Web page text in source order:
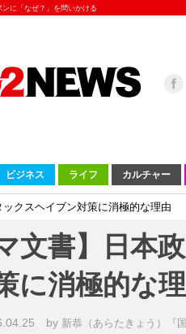
に「なぜ？」を問いかける
ビジネス ライフ カルチャー
ックスヘイブン対策に消極的な理由
文書】日本
に消極的な
by 新恭（あらたきょう）『